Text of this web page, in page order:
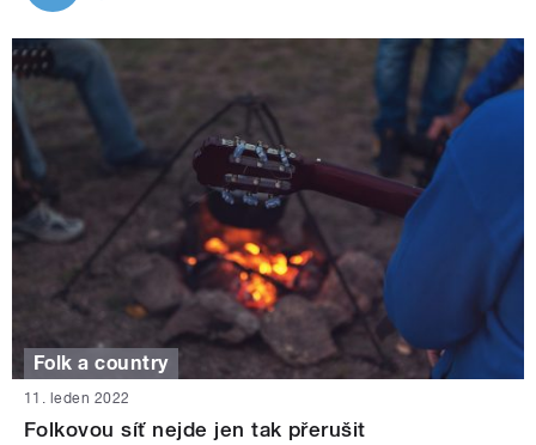
Folk a country
11. leden 2022
Folkovou síť nejde jen tak přerušit